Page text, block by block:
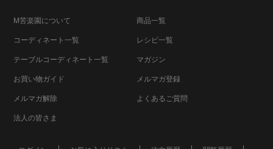
M苦楽園について 商品一覧
コーディネート一覧 レシピ一覧
テーブルコーディネート一覧 マガジン
お買い物ガイド メルマガ登録
メルマガ解除 よくあるご質問
法人の皆さま